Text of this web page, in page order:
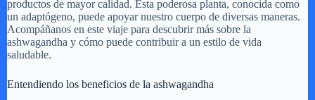
productos de mayor calidad. Esta poderosa planta, conocida como
un adaptógeno, puede apoyar nuestro cuerpo de diversas maneras.
Acompáñanos en este viaje para descubrir más sobre la
ashwagandha y cómo puede contribuir a un estilo de vida
saludable.
Entendiendo los beneficios de la ashwagandha